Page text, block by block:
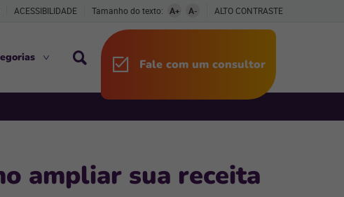
ACESSIBILIDADE Tamanho do texto: A+ A- ALTO CONTRASTE
Fale com um consultor
ampliar sua receita